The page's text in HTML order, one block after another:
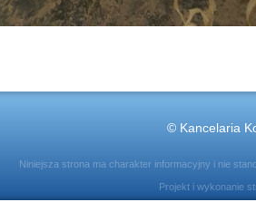
© Kancelaria
Niniejsza strona ma charakter informacyjny i nie
Projekt i wykonanie